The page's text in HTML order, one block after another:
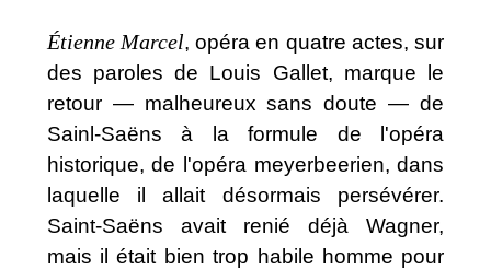
Étienne Marcel, opéra en quatre actes, sur
des paroles de Louis Gallet, marque le
retour — malheureux sans doute — de
Sainl-Saëns à la formule de l'opéra
historique, de l'opéra meyerbeerien, dans
laquelle il allait désormais persévérer.
Saint-Saëns avait renié déjà Wagner,
mais il était bien trop habile homme pour